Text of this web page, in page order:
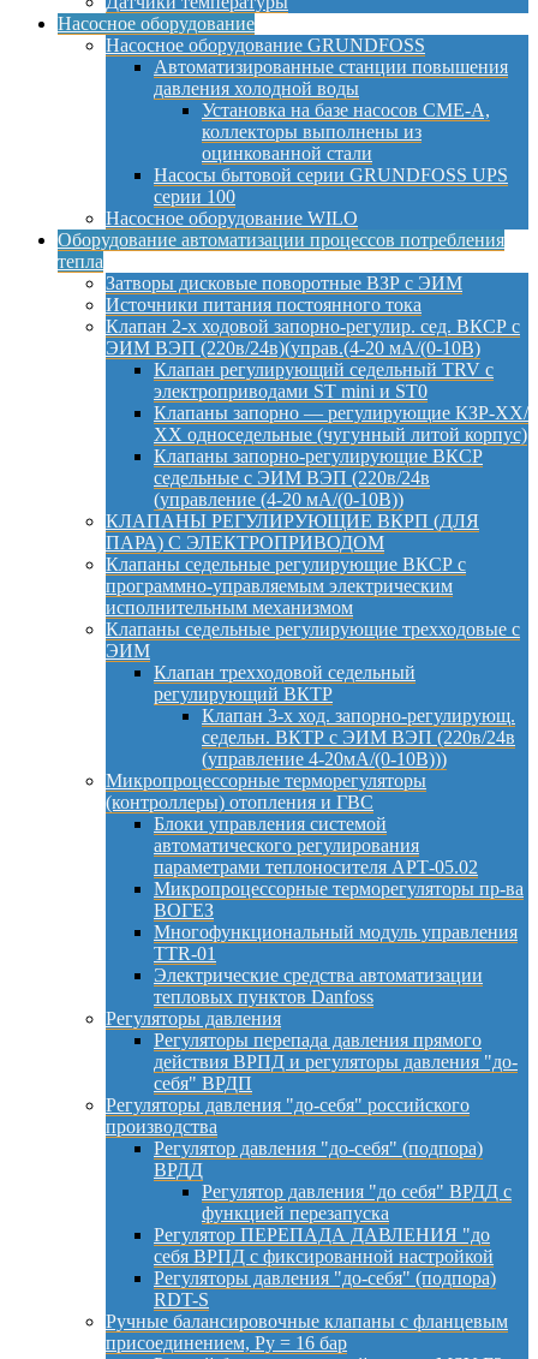
Насосное оборудование
Насосное оборудование GRUNDFOSS
Автоматизированные станции повышения
давления холодной воды
Установка на базе насосов CME-A,
коллекторы выполнены из
оцинкованной стали
Насосы бытовой серии GRUNDFOSS UPS
серии 100
Насосное оборудование WILO
Оборудование автоматизации процессов потребления
тепла
Затворы дисковые поворотные ВЗР с ЭИМ
Источники питания постоянного тока
Клапан 2-х ходовой запорно-регулир. сед. ВКСР с
ЭИМ ВЭП (220в/24в)(управ.(4-20 мА/(0-10В)
Клапан регулирующий седельный TRV с
электроприводами ST mini и ST0
Клапаны запорно — регулирующие КЗР-ХХ/
ХХ односедельные (чугунный литой корпус)
Клапаны запорно-регулирующие ВКСР
седельные с ЭИМ ВЭП (220в/24в
(управление (4-20 мА/(0-10В))
КЛАПАНЫ РЕГУЛИРУЮЩИЕ ВКРП (ДЛЯ
ПАРА) С ЭЛЕКТРОПРИВОДОМ
Клапаны седельные регулирующие ВКСР с
программно-управляемым электрическим
исполнительным механизмом
Клапаны седельные регулирующие трехходовые с
ЭИМ
Клапан трехходовой седельный
регулирующий ВКТР
Клапан 3-х ход. запорно-регулирующ.
седельн. ВКТР с ЭИМ ВЭП (220в/24в
(управление 4-20мА/(0-10В)))
Микропроцессорные терморегуляторы
(контроллеры) отопления и ГВС
Блоки управления системой
автоматического регулирования
параметрами теплоносителя АРТ-05.02
Микропроцессорные терморегуляторы пр-ва
ВОГЕЗ
Многофункциональный модуль управления
TTR-01
Электрические средства автоматизации
тепловых пунктов Danfoss
Регуляторы давления
Регуляторы перепада давления прямого
действия ВРПД и регуляторы давления "до-
себя" ВРДП
Регуляторы давления "до-себя" российского
производства
Регулятор давления "до-себя" (подпора)
ВРДД
Регулятор давления "до себя" ВРДД с
функцией перезапуска
Регулятор ПЕРЕПАДА ДАВЛЕНИЯ "до
себя ВРПД с фиксированной настройкой
Регуляторы давления "до-себя" (подпора)
RDT-S
Ручные балансировочные клапаны с фланцевым
присоединением, Py = 16 бар